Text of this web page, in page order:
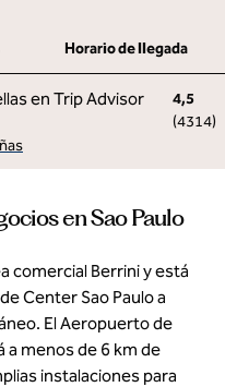
Horario de llegada
4,5
(4314)
en Sao Paulo
comercial Berrini y está
Center Sao Paulo a
El Aeropuerto de
a menos de 6 km de
instalaciones para